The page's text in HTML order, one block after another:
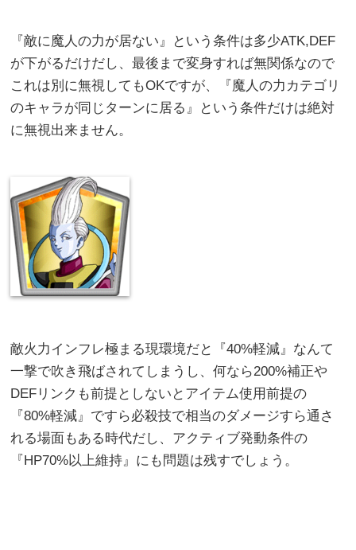
『敵に魔人の力が居ない』という条件は多少ATK,DEF
が下がるだけだし、最後まで変身すれば無関係なので
これは別に無視してもOKですが、『魔人の力カテゴリ
のキャラが同じターンに居る』という条件だけは絶対
に無視出来ません。
敵火力インフレ極まる現環境だと『40%軽減』なんて
一撃で吹き飛ばされてしまうし、何なら200%補正や
DEFリンクも前提としないとアイテム使用前提の
『80%軽減』ですら必殺技で相当のダメージすら通さ
れる場面もある時代だし、アクティブ発動条件の
『HP70%以上維持』にも問題は残すでしょう。